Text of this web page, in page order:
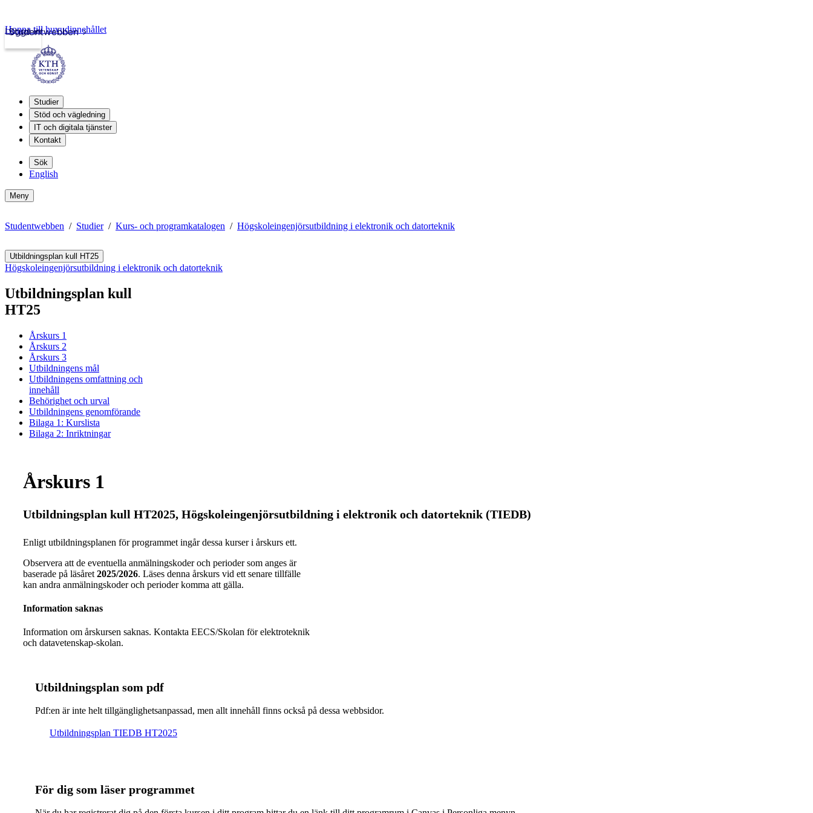
Studentwebben
Logga in
Hoppa till huvudinnehållet
Studier
Stöd och vägledning
IT och digitala tjänster
Kontakt
Sök
English
Meny
Studentwebben Studier Kurs- och programkatalogen Högskoleingenjörsutbildning i elektronik och datorteknik
Utbildningsplan kull HT25
Högskoleingenjörsutbildning i elektronik och datorteknik
Utbildningsplan kull
HT25
Årskurs 1
Årskurs 2
Årskurs 3
Utbildningens mål
Utbildningens omfattning och
innehåll
Behörighet och urval
Utbildningens genomförande
Bilaga 1: Kurslista
Bilaga 2: Inriktningar
Årskurs 1
Utbildningsplan kull HT2025, Högskoleingenjörsutbildning i elektronik och datorteknik (TIEDB)
Enligt utbildningsplanen för programmet ingår dessa kurser i årskurs ett.
Observera att de eventuella anmälningskoder och perioder som anges är
baserade på läsåret 2025/2026. Läses denna årskurs vid ett senare tillfälle
kan andra anmälningskoder och perioder komma att gälla.
Information saknas
Information om årskursen saknas. Kontakta EECS/Skolan för elektroteknik
och datavetenskap-skolan.
Ut­bild­nings­plan som pdf
Pdf:en är inte helt till­gäng­lig­hets­an­pas­sad, men allt inne­håll finns också på dessa webb­sidor.
Ut­bild­nings­plan TIEDB HT2025
För dig som läser programmet